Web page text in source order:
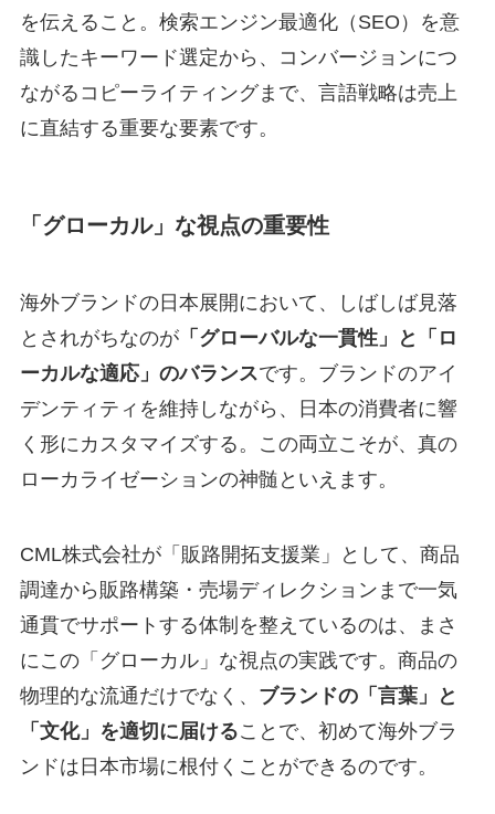
を伝えること。検索エンジン最適化（SEO）を意
識したキーワード選定から、コンバージョンにつ
ながるコピーライティングまで、言語戦略は売上
に直結する重要な要素です。
「グローカル」な視点の重要性
海外ブランドの日本展開において、しばしば見落
とされがちなのが「グローバルな一貫性」と「ロ
ーカルな適応」のバランスです。ブランドのアイ
デンティティを維持しながら、日本の消費者に響
く形にカスタマイズする。この両立こそが、真の
ローカライゼーションの神髄といえます。
CML株式会社が「販路開拓支援業」として、商品
調達から販路構築・売場ディレクションまで一気
通貫でサポートする体制を整えているのは、まさ
にこの「グローカル」な視点の実践です。商品の
物理的な流通だけでなく、 ブランドの「言葉」と
「文化」を適切に届けることで、初めて海外ブラ
ンドは日本市場に根付くことができるのです。